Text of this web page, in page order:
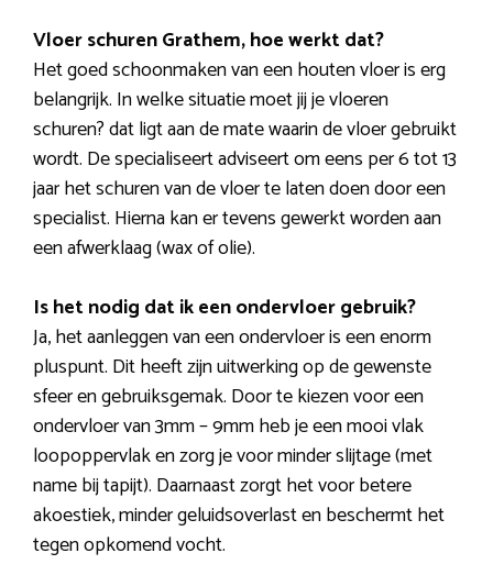
Vloer schuren Grathem, hoe werkt dat?
Het goed schoonmaken van een houten vloer is erg
belangrijk. In welke situatie moet jij je vloeren
schuren? dat ligt aan de mate waarin de vloer gebruikt
wordt. De specialiseert adviseert om eens per 6 tot 13
jaar het schuren van de vloer te laten doen door een
specialist. Hierna kan er tevens gewerkt worden aan
een afwerklaag (wax of olie).
Is het nodig dat ik een ondervloer gebruik?
Ja, het aanleggen van een ondervloer is een enorm
pluspunt. Dit heeft zijn uitwerking op de gewenste
sfeer en gebruiksgemak. Door te kiezen voor een
ondervloer van 3mm – 9mm heb je een mooi vlak
loopoppervlak en zorg je voor minder slijtage (met
name bij tapijt). Daarnaast zorgt het voor betere
akoestiek, minder geluidsoverlast en beschermt het
tegen opkomend vocht.